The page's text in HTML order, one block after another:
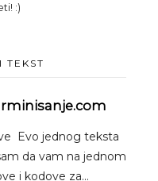
:)
TEKST
Evo jednog teksta
da vam na jednom
i kodove za...